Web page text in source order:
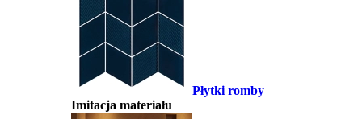
Płytki romby
Imitacja materiału